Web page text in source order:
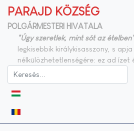
PARAJD KÖZSÉG
POLGÁRMESTERI HIVATALA
"Úgy szeretlek, mint sót az ételben"
legkisebbik királykisasszony, s
nélkülözhetetlenségére: ez ad ízet